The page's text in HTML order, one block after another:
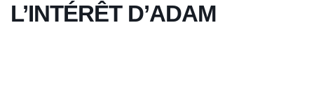
L’INTÉRÊT D’ADAM